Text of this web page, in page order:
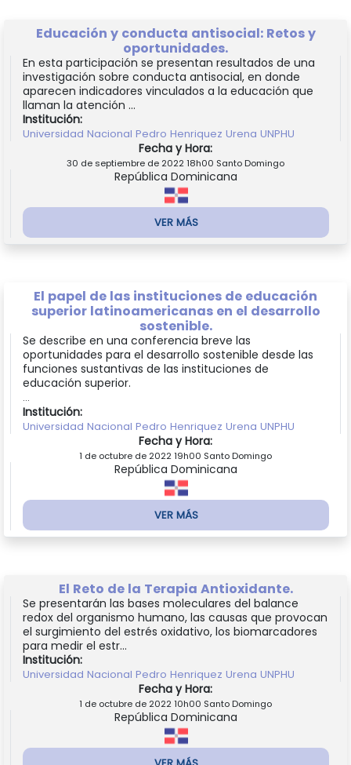
Educación y conducta antisocial: Retos y
oportunidades.
En esta participación se presentan resultados de una
investigación sobre conducta antisocial, en donde
aparecen indicadores vinculados a la educación que
llaman la atención ...
Institución:
Universidad Nacional Pedro Henriquez Urena UNPHU
Fecha y Hora:
30 de septiembre de 2022 18h00 Santo Domingo
República Dominicana
VER MÁS
El papel de las instituciones de educación
superior latinoamericanas en el desarrollo
sostenible.
Se describe en una conferencia breve las
oportunidades para el desarrollo sostenible desde las
funciones sustantivas de las instituciones de
educación superior.
...
Institución:
Universidad Nacional Pedro Henriquez Urena UNPHU
Fecha y Hora:
1 de octubre de 2022 19h00 Santo Domingo
República Dominicana
VER MÁS
El Reto de la Terapia Antioxidante.
Se presentarán las bases moleculares del balance
redox del organismo humano, las causas que provocan
el surgimiento del estrés oxidativo, los biomarcadores
para medir el estr...
Institución:
Universidad Nacional Pedro Henriquez Urena UNPHU
Fecha y Hora:
1 de octubre de 2022 10h00 Santo Domingo
República Dominicana